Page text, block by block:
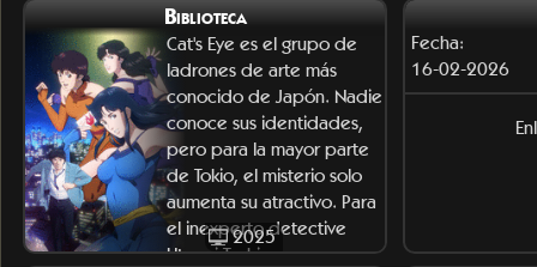
Biblioteca
2025
Cat's Eye es el grupo de
ladrones de arte más
conocido de Japón. Nadie
conoce sus identidades,
pero para la mayor parte
de Tokio, el misterio solo
aumenta su atractivo. Para
el inexperto detective
Utsumi Toshio,
Fecha:
16-02-2026